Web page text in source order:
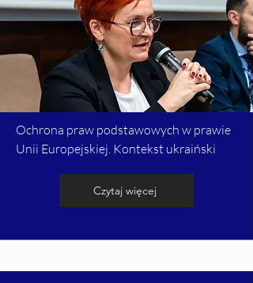
Ochrona praw podstawowych w prawie
Unii Europejskiej. Kontekst ukraiński
Czytaj więcej